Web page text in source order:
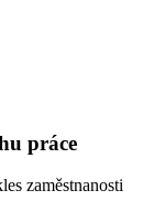
práce
zaměstnanosti